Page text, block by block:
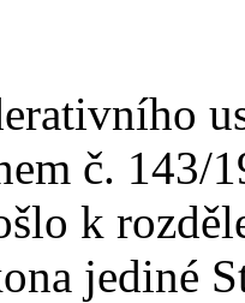
č. 143/
k
jediné